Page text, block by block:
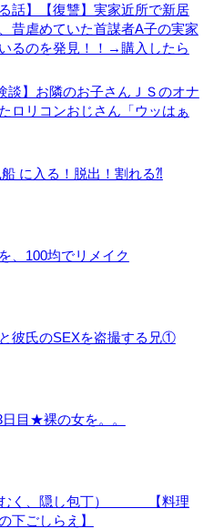
話】【復讐】実家近所で新居
昔虐めていた首謀者A子の実家
るのを発見！！→購入したら
談】お隣のお子さんＪＳのオナ
ロリコンおじさん「ウッはぁ
に入る！脱出！割れる⁈
、100均でリメイク
彼氏のSEXを盗撮する兄①
目★裸の女を。。
むく、隠し包丁） 【料理
下ごしらえ】